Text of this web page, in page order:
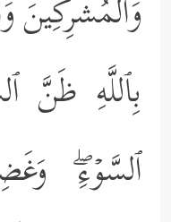
وَٱلۡمُشۡرِكِینَ
بِٱللَّهِ ظَنَّ
ٱلسَّوۡءِۖ